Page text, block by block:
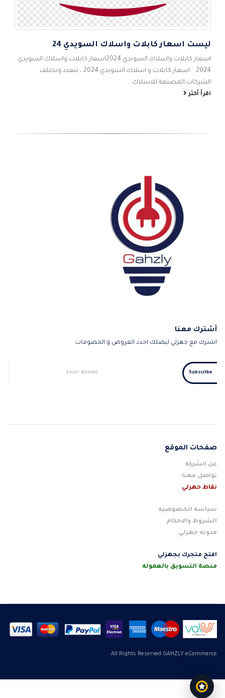
ليست اسعار كابلات واسلاك السويدي 24
اسعار كابلات واسلاك السويدي 2024اسعار كابلات واسلاك السويدي
2024 اسعار كابلات و اسلاك السويدي 2024 ، تتعدد وتختلف
الشركات المصنعة للاسلاك...
اقرأ أكثر
أشترك معنا
اشترك مع جهزلي ليصلك اجدد العروض و الخصومات
صفحات الموقع
عن الشركه
تواصل معنا
نقاط حهزلي
سياسه الخصوصيه
الشروط والاحكام
مدونه جهزلي
افتح متجرك بجهزلي
منصة التسويق بالعموله
All Rights Reserved GAHZLY eCommerce.